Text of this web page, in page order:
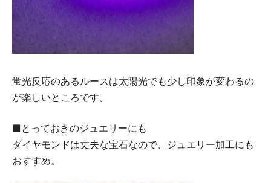
蛍光反応のあるルースは太陽光でも少し印象が変わるの
が楽しいところです。
■とっておきのジュエリーにも
ダイヤモンドは丈夫な宝石なので、ジュエリー加工にも
おすすめ。